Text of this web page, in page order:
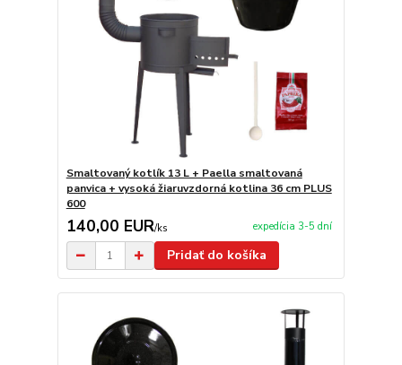
Smaltovaný kotlík 13 L + Paella smaltovaná
panvica + vysoká žiaruvzdorná kotlina 36 cm PLUS
600
140,00 EUR/ks expedícia 3-5 dní
Pridať do košíka